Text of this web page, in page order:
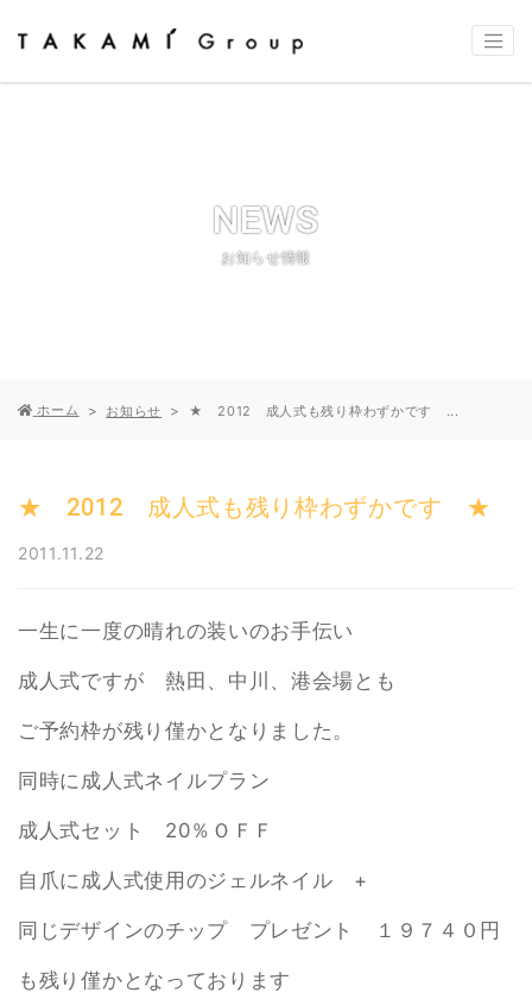
NEWS
お知らせ情報
ホーム お知らせ ★ 2012 成人式も残り枠わずかです ...
★ 2012 成人式も残り枠わずかです ★
2011.11.22
一生に一度の晴れの装いのお手伝い
成人式ですが 熱田、中川、港会場とも
ご予約枠が残り僅かとなりました。
同時に成人式ネイルプラン
成人式セット 20％ＯＦＦ
自爪に成人式使用のジェルネイル +
同じデザインのチップ プレゼント １９７４０円
も残り僅かとなっております